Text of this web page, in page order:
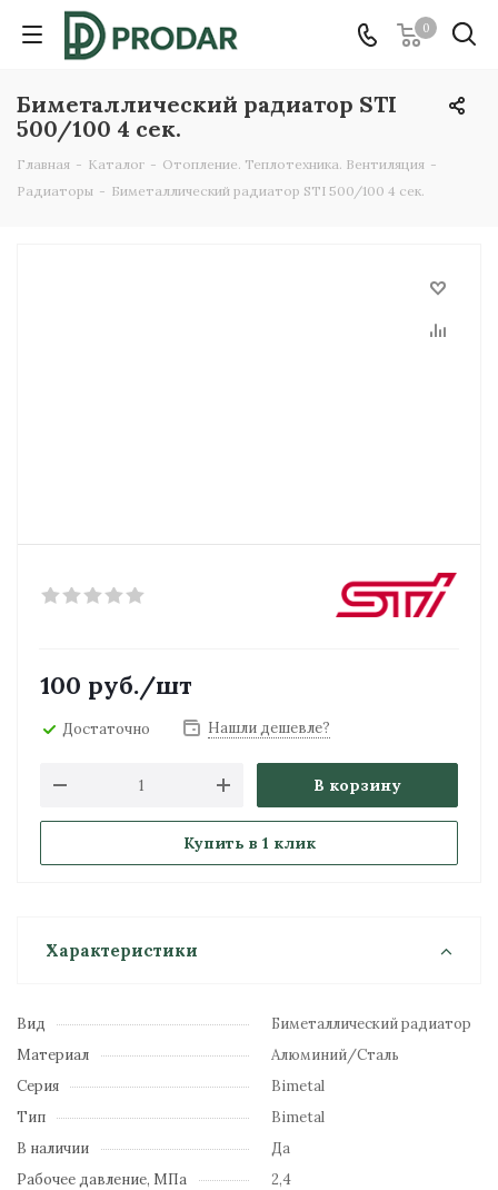
0
Биметаллический радиатор STI
500/100 4 сек.
Главная - Каталог - Отопление. Теплотехника. Вентиляция -
Радиаторы - Биметаллический радиатор STI 500/100 4 сек.
100 руб./шт
Достаточно Нашли дешевле?
В корзину
Купить в 1 клик
Характеристики
Вид
Биметаллический радиатор
Материал
Алюминий/Сталь
Серия
Bimetal
Тип
Bimetal
В наличии
Да
Рабочее давление, МПа
2,4